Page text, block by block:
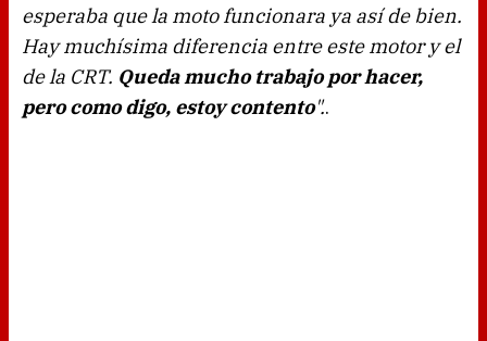
esperaba que la moto funcionara ya así de bien.
Hay muchísima diferencia entre este motor y el
de la CRT. Queda mucho trabajo por hacer,
pero como digo, estoy contento"..